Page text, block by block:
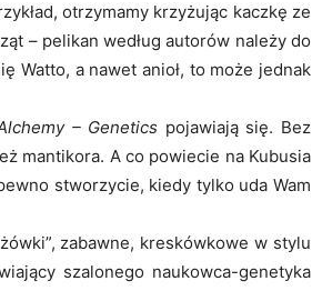
otrzymamy krzyżując kaczkę ze
– pelikan według autorów należy do
Watto, a nawet anioł, to może jednak
– Genetics pojawiają się. Bez
mantikora. A co powiecie na Kubusia
stworzycie, kiedy tylko uda Wam
zabawne, kreskówkowe w stylu
szalonego naukowca-genetyka